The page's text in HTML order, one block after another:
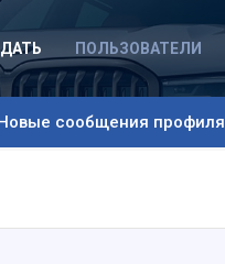
ПОЛЬЗОВАТЕЛИ
сообщения профиля